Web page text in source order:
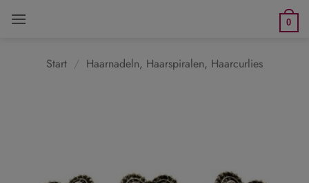
Inhalt
0
Start / Haarnadeln, Haarspiralen, Haarcurlies